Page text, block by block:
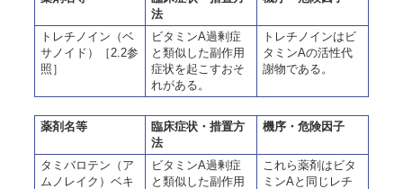
法
トレチノイン（ベ
サノイド）［2.2参
照］
ビタミンA過剰症
と類似した副作用
症状を起こすおそ
れがある。
トレチノインはビ
タミンAの活性代
謝物である。
薬剤名等
臨床症状・措置方
法
機序・危険因子
タミバロテン（ア
ムノレイク）ベキ
ビタミンA過剰症
と類似した副作用
これら薬剤はビタ
ミンAと同じレチ